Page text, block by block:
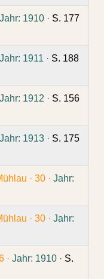
Jahr: 1910 · S. 177
Jahr: 1911 · S. 188
Jahr: 1912 · S. 156
Jahr: 1913 · S. 175
· 30 · Jahr:
· 30 · Jahr:
· Jahr: 1910 · S.